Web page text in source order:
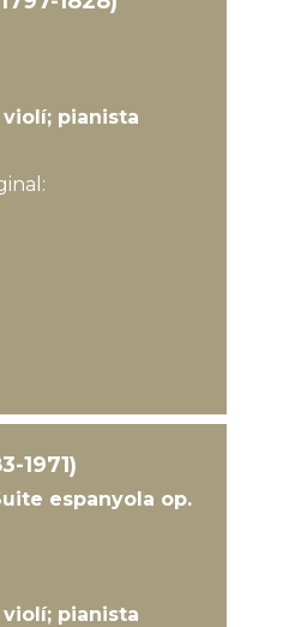
violí; pianista
1971)
espanyola op.
violí; pianista